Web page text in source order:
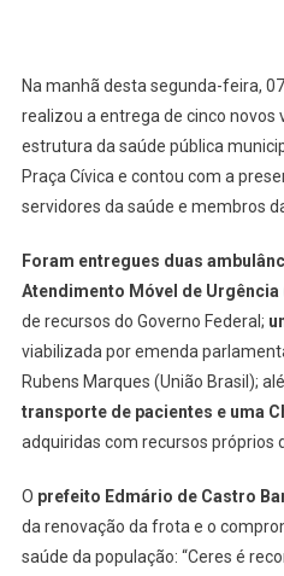
Na manhã desta segunda-feira,
realizou a entrega de cinco novos
estrutura da saúde pública
Praça Cívica e contou com a
servidores da saúde e membros
Foram entregues duas
Atendimento Móvel de Urgência
de recursos do Governo Federal;
viabilizada por emenda
Rubens Marques (União Brasil);
transporte de pacientes e uma
adquiridas com recursos próprios
O prefeito Edmário de Castro
da renovação da frota e o
saúde da população: “Ceres é